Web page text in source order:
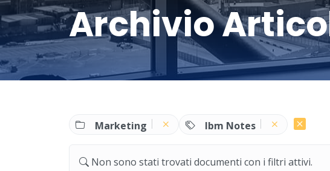
Archivio
Marketing Ibm Notes
Non sono stati trovati documenti con i filtri attivi.